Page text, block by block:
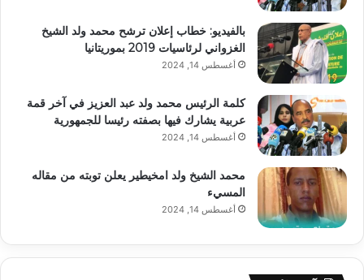
بالفيديو: خطاب إعلان ترشح محمد ولد الشيخ
الغزواني لرئاسيات 2019 بموريتانيا
أغسطس 14, 2024
كلمة الرئيس محمد ولد عبد العزيز في آخر قمة
عربية يشارك فيها بصفته رئيسا للجمهورية
أغسطس 14, 2024
محمد الشيخ ولد امخيطير يعلن توبته من مقاله
المسيء
أغسطس 14, 2024